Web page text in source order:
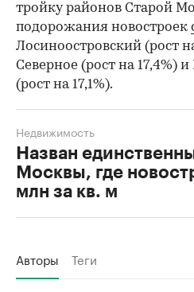
тройку районов Старой
подорожания новостроек
Лосиноостровский (рост
Северное (рост на 17,4%)
(рост на 17,1%).
Назван
Москвы, где
млн за кв. м
Недвижимость
Авторы Теги